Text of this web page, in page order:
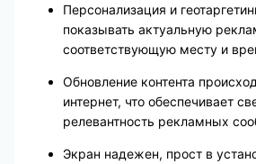
Персонализация и
показывать актуальную
соответствующую месту и
Обновление контента
интернет, что обеспечивает
релевантность рекламных
Экран надежен, прост в